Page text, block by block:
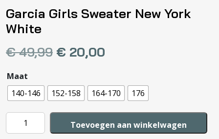
Garcia Girls Sweater New York
White
€49,99 € 20,00
Maat
140-146
152-158 164-170 176
Garcia
Girls
Toevoegen aan winkelwagen